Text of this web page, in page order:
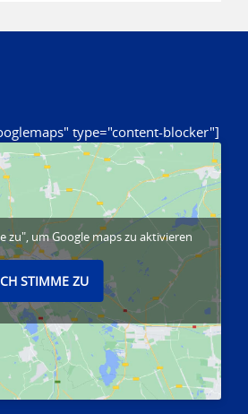
type="content-blocker"]
zu", um Google maps zu aktivieren
STIMME ZU